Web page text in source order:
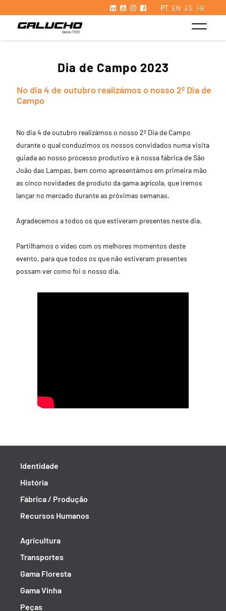
PT EN ES FR
Dia de Campo 2023
No dia 4 de outubro realizámos o nosso 2º Dia de
Campo
No dia 4 de outubro realizámos o nosso 2º Dia de Campo
durante o qual conduzimos os nossos convidados numa visita
guiada ao nosso processo produtivo e à nossa fábrica de São
João das Lampas, bem como apresentámos em primeira mão
as cinco novidades de produto da gama agrícola, que iremos
lançar no mercado durante as próximas semanas.
Agradecemos a todos os que estiveram presentes neste dia.
Partilhamos o vídeo com os melhores momentos deste
evento, para que todos os que não estiveram presentes
possam ver como foi o nosso dia.
Identidade
História
Fábrica / Produção
Recursos Humanos
Agricultura
Transportes
Gama Floresta
Gama Vinha
Peças